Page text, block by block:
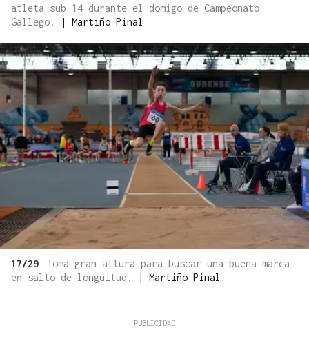
atleta sub-14 durante el domigo de Campeonato
Gallego.
| Martiño Pinal
17/29
Toma gran altura para buscar una buena marca
en salto de longuitud.
| Martiño Pinal